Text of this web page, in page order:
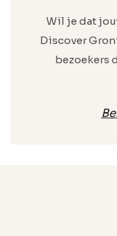
Wil je dat
Discover
bezoekers